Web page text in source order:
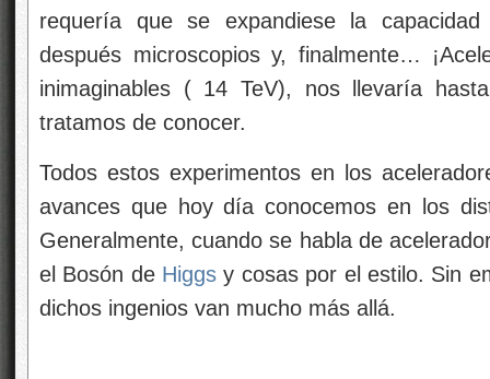
requería que se expandiese la
después microscopios y, finalmente…
inimaginables ( 14 TeV), nos llevaría
tratamos de conocer.
Todos estos experimentos en los
avances que hoy día conocemos en los
Generalmente, cuando se habla de
el Bosón de Higgs y cosas por el estilo. Sin
dichos ingenios van mucho más allá.